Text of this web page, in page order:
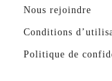
Nous rejoindre
Conditions
Politique de